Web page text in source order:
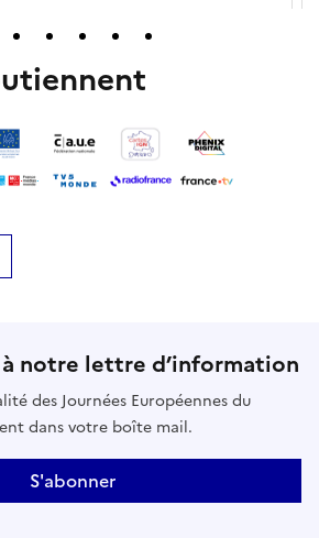
notre lettre d’information
des Journées Européennes du
dans votre boîte mail.
S'abonner